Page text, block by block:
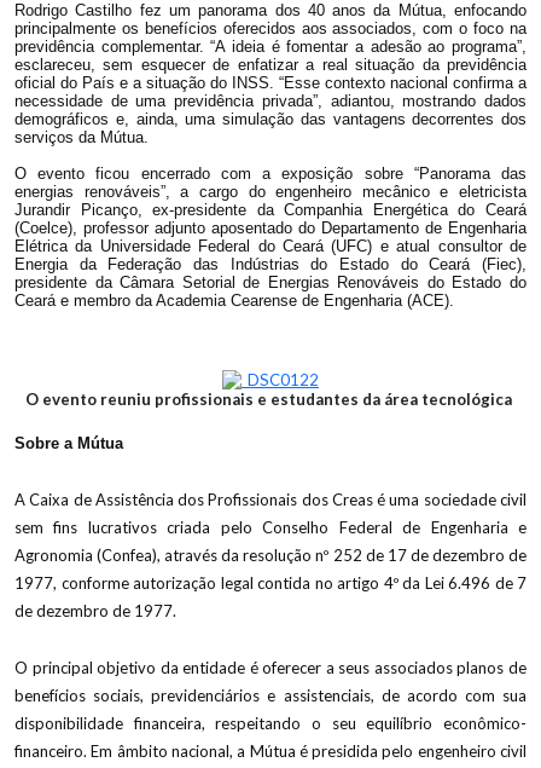
Rodrigo Castilho fez um panorama dos 40 anos da Mútua, enfocando
principalmente os benefícios oferecidos aos associados, com o foco na
previdência complementar. “A ideia é fomentar a adesão ao programa”,
esclareceu, sem esquecer de enfatizar a real situação da previdência
oficial do País e a situação do INSS. “Esse contexto nacional confirma a
necessidade de uma previdência privada”, adiantou, mostrando dados
demográficos e, ainda, uma simulação das vantagens decorrentes dos
serviços da Mútua.
O evento ficou encerrado com a exposição sobre “Panorama das
energias renováveis”, a cargo do engenheiro mecânico e eletricista
Jurandir Picanço, ex-presidente da Companhia Energética do Ceará
(Coelce), professor adjunto aposentado do Departamento de Engenharia
Elétrica da Universidade Federal do Ceará (UFC) e atual consultor de
Energia da Federação das Indústrias do Estado do Ceará (Fiec),
presidente da Câmara Setorial de Energias Renováveis do Estado do
Ceará e membro da Academia Cearense de Engenharia (ACE).
O evento reuniu profissionais e estudantes da área tecnológica
Sobre a Mútua
A Caixa de Assistência dos Profissionais dos Creas é uma sociedade civil
sem fins lucrativos criada pelo Conselho Federal de Engenharia e
Agronomia (Confea), através da resolução nº 252 de 17 de dezembro de
1977, conforme autorização legal contida no artigo 4º da Lei 6.496 de 7
de dezembro de 1977.
O principal objetivo da entidade é oferecer a seus associados planos de
benefícios sociais, previdenciários e assistenciais, de acordo com sua
disponibilidade financeira, respeitando o seu equilíbrio econômico-
financeiro. Em âmbito nacional, a Mútua é presidida pelo engenheiro civil